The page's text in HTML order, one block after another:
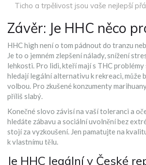
Ticho a trpělivost jsou vaše nejlepší
Závěr: Je HHC něco
HHC high není o tom pádnout do tranzu
Je to o jemném zlepšení nálady, snížení
lehkosti. Pro lidi, kteří mají s THC
hledají legální alternativu k rekreaci, může
volbou. Pro zkušené konzumenty
příliš slabý.
Konečné slovo závisí na vaší toleranci a
hledáte zábavu a sociální uvolnění bez
stojí za vyzkoušení. Jen pamatujte na
k vlastnímu tělu.
Je HHC legální v České